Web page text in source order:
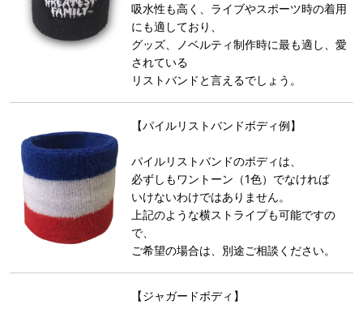
吸水性も高く、ライブやスポーツ時の着用
にも適しており、
グッズ、ノベルティ制作時に最も適し、愛
されている
リストバンドと言えるでしょう。
【パイルリストバンドボディ例】
パイルリストバンドのボディは、
必ずしもワントーン（1色）でなければ
いけないわけではありません。
上記のような横ストライプも可能ですの
で、
ご希望の場合は、別途ご相談ください。
【ジャガードボディ】